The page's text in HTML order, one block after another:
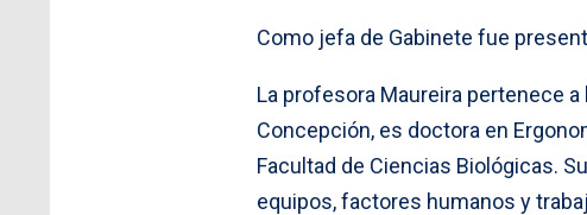
Como jefa de Gabinete fue
La profesora Maureira pertenece
Concepción, es doctora en
Facultad de Ciencias Biológicas.
equipos, factores humanos y